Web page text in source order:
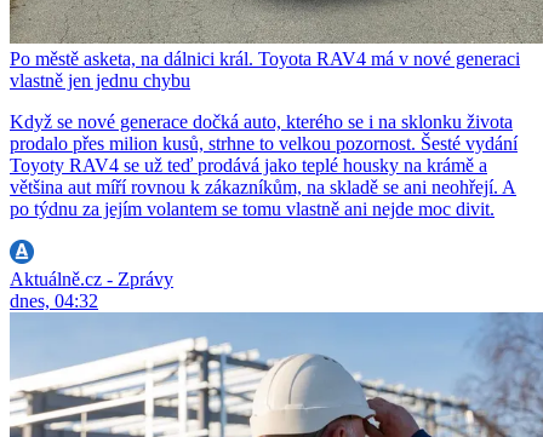
Po městě asketa, na dálnici král. Toyota RAV4 má v nové generaci
vlastně jen jednu chybu
Když se nové generace dočká auto, kterého se i na sklonku života
prodalo přes milion kusů, strhne to velkou pozornost. Šesté vydání
Toyoty RAV4 se už teď prodává jako teplé housky na krámě a
většina aut míří rovnou k zákazníkům, na skladě se ani neohřejí. A
po týdnu za jejím volantem se tomu vlastně ani nejde moc divit.
Aktuálně.cz - Zprávy
dnes, 04:32